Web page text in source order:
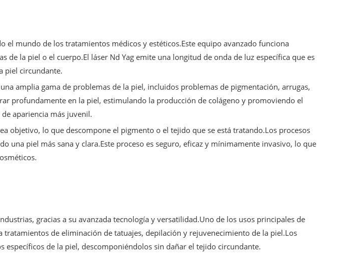
el mundo de los tratamientos médicos y estéticos.Este equipo avanzado funciona
la piel o el cuerpo.El láser Nd Yag emite una longitud de onda de luz específica que es
piel circundante.
amplia gama de problemas de la piel, incluidos problemas de pigmentación, arrugas,
profundamente en la piel, estimulando la producción de colágeno y promoviendo el
apariencia más juvenil.
objetivo, lo que descompone el pigmento o el tejido que se está tratando.Los procesos
una piel más sana y clara.Este proceso es seguro, eficaz y mínimamente invasivo, lo que
gracias a su avanzada tecnología y versatilidad.Uno de los usos principales de
de eliminación de tatuajes, depilación y rejuvenecimiento de la piel.Los
de la piel, descomponiéndolos sin dañar el tejido circundante.